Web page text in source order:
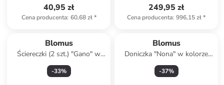
40,95 zł
Cena producenta: 60,68 zł*
249,95 zł
Cena producenta: 996,15 zł*
Blomus
Ściereczki (2 szt.) "Gano" w
kolorze beżowo-kremowym
do naczyń - 25 x 25 cm
-33%
Blomus
Doniczka "Nona" w kolorze
białym na zioła - Ø 15 cm
-37%